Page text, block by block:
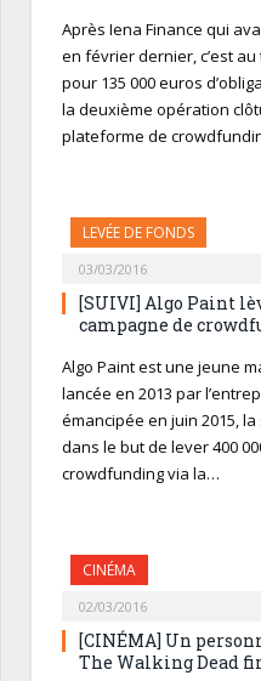
Après Iena Finance qui
en février dernier, c’est au
pour 135 000 euros
la deuxième opération
plateforme de
LEVÉE DE FONDS
03/03/2016
[SUIVI] Algo Paint
campagne de
Algo Paint est une jeune
lancée en 2013 par
émancipée en juin 2015,
dans le but de lever 400
crowdfunding via la…
CINÉMA
02/03/2016
[CINÉMA] Un
The Walking Dead